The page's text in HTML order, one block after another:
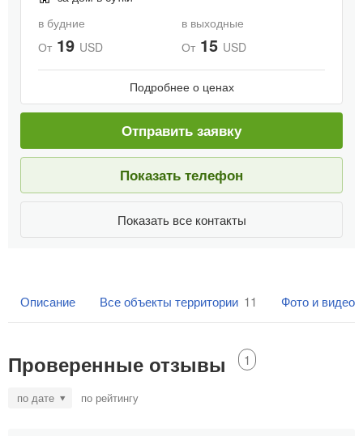
в будние
От 19 USD
в выходные
От 15 USD
Подробнее о ценах
Отправить заявку
Показать телефон
Показать все контакты
Описание Все объекты территории 11 Фото и видео
Проверенные отзывы 1
по дате по рейтингу